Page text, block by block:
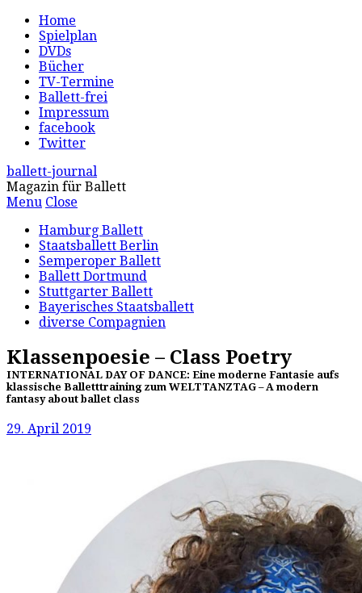
Home
Spielplan
DVDs
Bücher
TV-Termine
Ballett-frei
Impressum
facebook
Twitter
ballett-journal
Magazin für Ballett
Menu Close
Hamburg Ballett
Staatsballett Berlin
Semperoper Ballett
Ballett Dortmund
Stuttgarter Ballett
Bayerisches Staatsballett
diverse Compagnien
Klassenpoesie – Class Poetry
INTERNATIONAL DAY OF DANCE: Eine moderne Fantasie aufs
klassische Balletttraining zum WELTTANZTAG – A modern
fantasy about ballet class
29. April 2019